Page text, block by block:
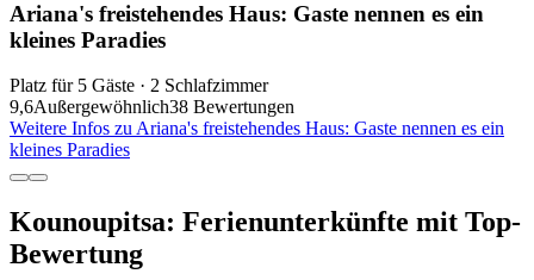
Ariana's freistehendes Haus: Gaste nennen es ein
kleines Paradies
Platz für 5 Gäste · 2 Schlafzimmer
9,6Außergewöhnlich38 Bewertungen
Weitere Infos zu Ariana's freistehendes Haus: Gaste nennen es ein
kleines Paradies
Kounoupitsa: Ferienunterkünfte mit Top-
Bewertung